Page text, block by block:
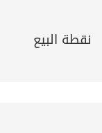
نقطة البيع